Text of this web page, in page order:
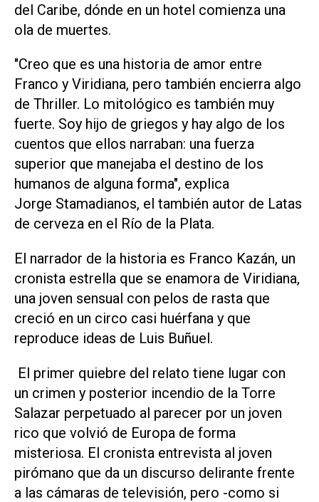
del Caribe, dónde en un hotel comienza una
ola de muertes.
"Creo que es una historia de amor entre
Franco y Viridiana, pero también encierra algo
de Thriller. Lo mitológico es también muy
fuerte. Soy hijo de griegos y hay algo de los
cuentos que ellos narraban: una fuerza
superior que manejaba el destino de los
humanos de alguna forma", explica
Jorge Stamadianos, el también autor de Latas
de cerveza en el Río de la Plata.
El narrador de la historia es Franco Kazán, un
cronista estrella que se enamora de Viridiana,
una joven sensual con pelos de rasta que
creció en un circo casi huérfana y que
reproduce ideas de Luis Buñuel.
El primer quiebre del relato tiene lugar con
un crimen y posterior incendio de la Torre
Salazar perpetuado al parecer por un joven
rico que volvió de Europa de forma
misteriosa. El cronista entrevista al joven
pirómano que da un discurso delirante frente
a las cámaras de televisión, pero -como si